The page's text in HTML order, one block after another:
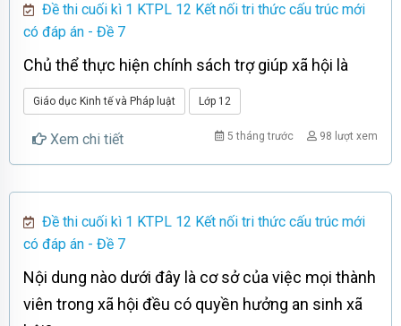
Đề thi cuối kì 1 KTPL 12 Kết nối tri thức cấu trúc mới
có đáp án - Đề 7
Chủ thể thực hiện chính sách trợ giúp xã hội là
Giáo dục Kinh tế và Pháp luật Lớp 12
Xem chi tiết 98 lượt xem
5 tháng trước
Đề thi cuối kì 1 KTPL 12 Kết nối tri thức cấu trúc mới
có đáp án - Đề 7
Nội dung nào dưới đây là cơ sở của việc mọi thành
viên trong xã hội đều có quyền hưởng an sinh xã